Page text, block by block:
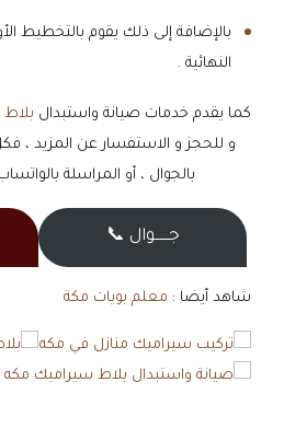
بالإضافة إلى ذلك يقوم بالتخطيط
النهائية .
كما يقدم خدمات صيانة واستبدال
و للحجز و الاستفسار عن المزيد ،
بالجوال ، أو المراسلة بالواتساب
جــــــوال 📞
شاهد أيضا : معلم بويات مكة